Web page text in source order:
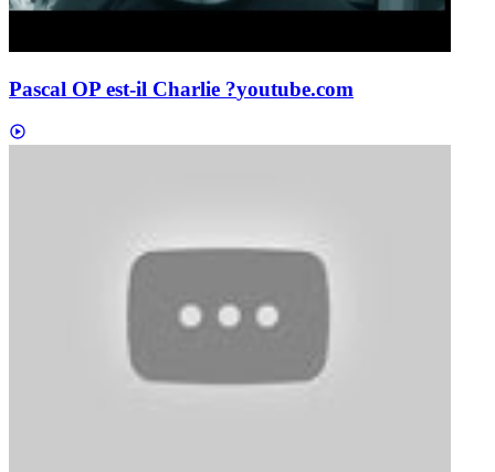
Pascal OP est-il Charlie ?youtube.com